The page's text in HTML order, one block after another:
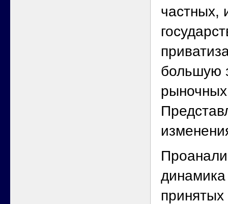
частных,
большую
динамика